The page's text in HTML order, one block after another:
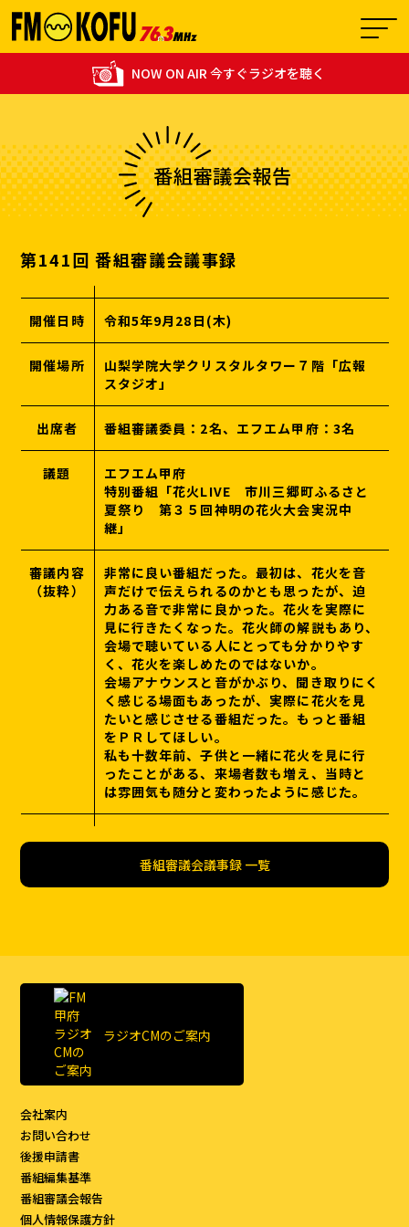
15:00 - 15:55
あの頃青春グラフィティ
NOW ON AIR 今すぐラジオを聴く
第141回 番組審議会議事録
開催日時 令和5年9月28日(木)
開催場所
山梨学院大学クリスタルタワー７階「広報
スタジオ」
出席者 番組審議委員：2名、エフエム甲府：3名
議題
エフエム甲府
特別番組「花火LIVE 市川三郷町ふるさと
夏祭り 第３５回神明の花火大会実況中
継」
審議内容
（抜粋）
非常に良い番組だった。最初は、花火を音
声だけで伝えられるのかとも思ったが、迫
力ある音で非常に良かった。花火を実際に
見に行きたくなった。花火師の解説もあり、
会場で聴いている人にとっても分かりやす
く、花火を楽しめたのではないか。
会場アナウンスと音がかぶり、聞き取りにく
く感じる場面もあったが、実際に花火を見
たいと感じさせる番組だった。もっと番組
をＰＲしてほしい。
私も十数年前、子供と一緒に花火を見に行
ったことがある、来場者数も増え、当時と
は雰囲気も随分と変わったように感じた。
番組審議会議事録 一覧
ラジオCMのご案内
会社案内
お問い合わせ
後援申請書
番組編集基準
番組審議会報告
個人情報保護方針